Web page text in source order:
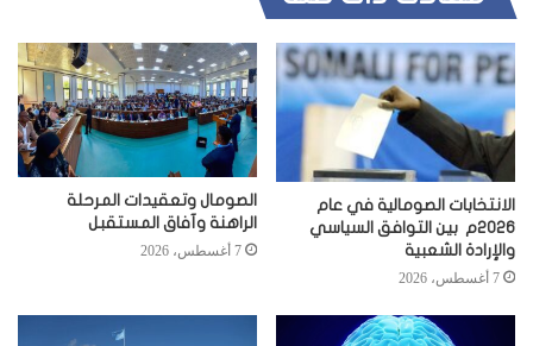
الانتخابات الصومالية في عام
2026م بين التوافق السياسي
والإرادة الشعبية
7 أغسطس، 2026
الصومال وتعقيدات المرحلة
الراهنة وآفاق المستقبل
7 أغسطس، 2026